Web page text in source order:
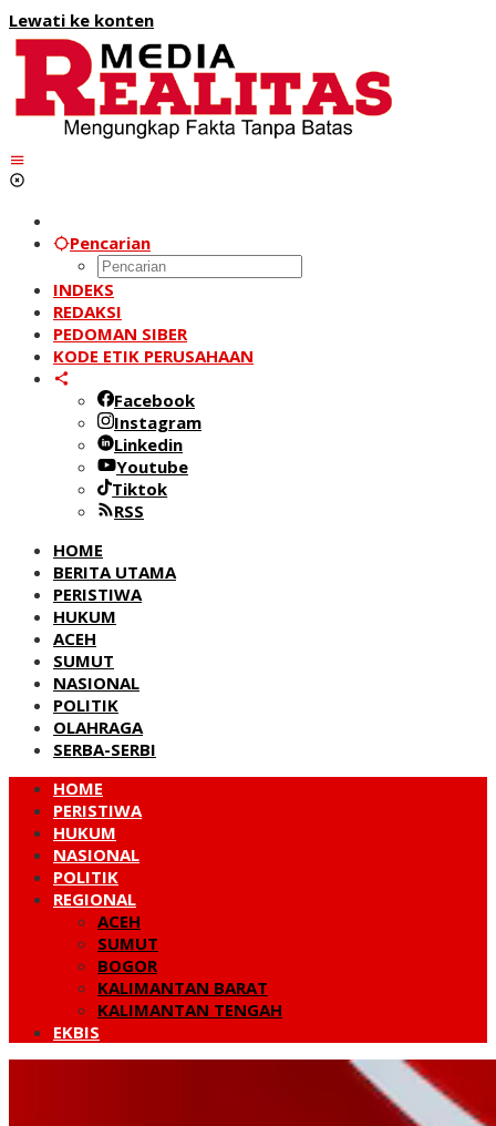
Lewati ke konten
Pencarian
INDEKS
REDAKSI
PEDOMAN SIBER
KODE ETIK PERUSAHAAN
Facebook
Instagram
Linkedin
Youtube
Tiktok
RSS
HOME
BERITA UTAMA
PERISTIWA
HUKUM
ACEH
SUMUT
NASIONAL
POLITIK
OLAHRAGA
SERBA-SERBI
HOME
PERISTIWA
HUKUM
NASIONAL
POLITIK
REGIONAL
ACEH
SUMUT
BOGOR
KALIMANTAN BARAT
KALIMANTAN TENGAH
EKBIS